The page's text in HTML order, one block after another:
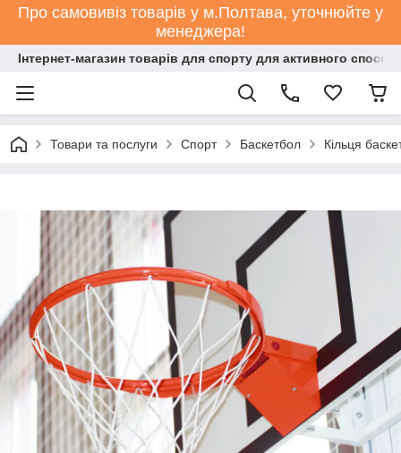
Про самовивіз товарів у м.Полтава, уточнюйте у
менеджера!
Інтернет-магазин товарів для спорту для активного
Товари та послуги Спорт Баскетбол Кільця